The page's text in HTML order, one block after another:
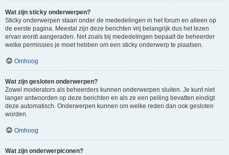
Wat zijn sticky onderwerpen?
Sticky onderwerpen staan onder de mededelingen in het forum en alleen op
de eerste pagina. Meestal zijn deze berichten vrij belangrijk dus het lezen
ervan wordt aangeraden. Net zoals bij mededelingen bepaalt de beheerder
welke permissies je moet hebben om een sticky onderwerp te plaatsen.
Omhoog
Wat zijn gesloten onderwerpen?
Zowel moderators als beheerders kunnen onderwerpen sluiten. Je kunt niet
langer antwoorden op deze berichten en als ze een peiling bevatten eindigt
deze automatisch. Onderwerpen kunnen om welke reden dan ook gesloten
worden.
Omhoog
Wat zijn onderwerpiconen?